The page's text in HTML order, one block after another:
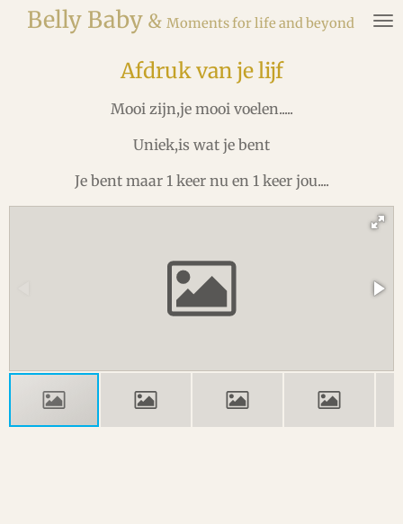
Belly Baby & Moments for life and beyond
Afdruk van je lijf
Mooi zijn,je mooi voelen.....
Uniek,is wat je bent
Je bent maar 1 keer nu en 1 keer jou....